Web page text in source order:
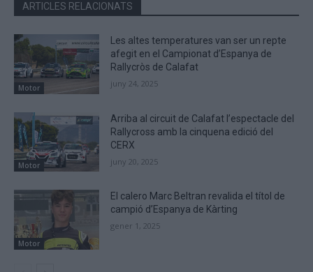
ARTICLES RELACIONATS
Motor
Les altes temperatures van ser un repte
afegit en el Campionat d’Espanya de
Rallycròs de Calafat
juny 24, 2025
Motor
Arriba al circuit de Calafat l’espectacle del
Rallycross amb la cinquena edició del
CERX
juny 20, 2025
Motor
El calero Marc Beltran revalida el títol de
campió d’Espanya de Kàrting
gener 1, 2025